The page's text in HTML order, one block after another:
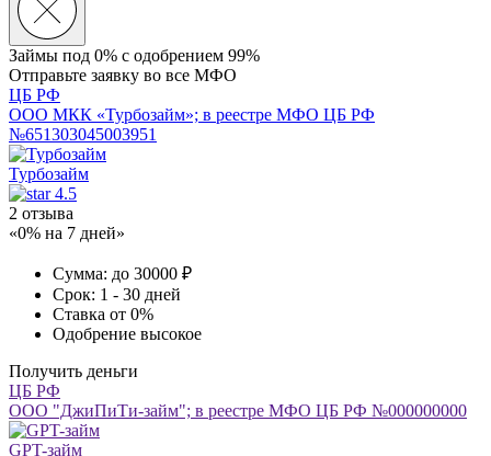
Займы под 0% с одобрением 99%
Отправьте заявку во все МФО
ЦБ РФ
ООО МКК «Турбозайм»; в реестре МФО ЦБ РФ
№651303045003951
Турбозайм
4.5
2 отзыва
«0% на 7 дней»
Сумма: до 30000 ₽
Срок: 1 - 30 дней
Ставка от 0%
Одобрение высокое
Получить деньги
ЦБ РФ
ООО "ДжиПиТи-займ"; в реестре МФО ЦБ РФ №000000000
GPT-займ